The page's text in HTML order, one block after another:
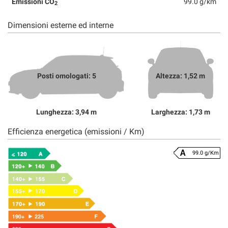
2
Dimensioni esterne ed interne
Posti omologati: 5
Lunghezza: 3,94 m
Altezza: 1,52 m
Larghezza: 1,73 m
Efficienza energetica (emissioni / Km)
99.0 g/Km